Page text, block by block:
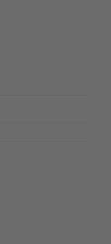
số lượng